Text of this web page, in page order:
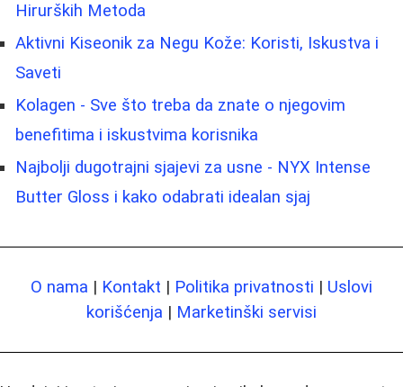
Hirurških Metoda
Aktivni Kiseonik za Negu Kože: Koristi, Iskustva i
Saveti
Kolagen - Sve što treba da znate o njegovim
benefitima i iskustvima korisnika
Najbolji dugotrajni sjajevi za usne - NYX Intense
Butter Gloss i kako odabrati idealan sjaj
O nama | Kontakt | Politika privatnosti | Uslovi
korišćenja | Marketinški servisi